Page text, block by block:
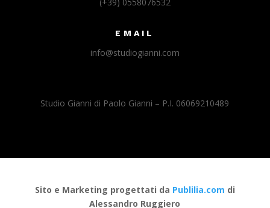
EMAIL
info@studiogianni.com
Studio Gianni di Paolo Gianni – P.I. 06069210489
Sito e Marketing progettati da Publilia.com di
Alessandro Ruggiero